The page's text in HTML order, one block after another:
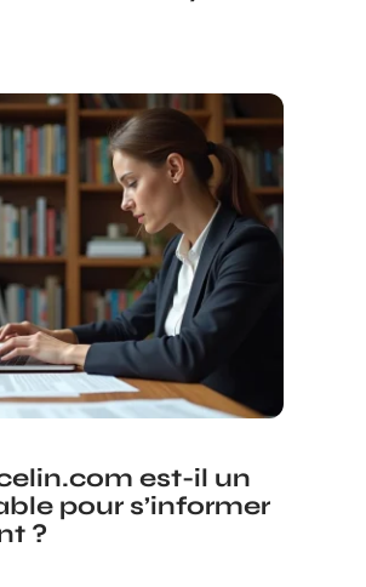
est-il un
pour s’informer
?